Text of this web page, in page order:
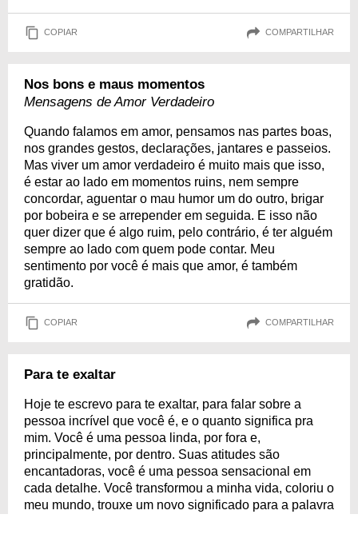
COPIAR COMPARTILHAR
Nos bons e maus momentos
Mensagens de Amor Verdadeiro
Quando falamos em amor, pensamos nas partes boas,
nos grandes gestos, declarações, jantares e passeios.
Mas viver um amor verdadeiro é muito mais que isso,
é estar ao lado em momentos ruins, nem sempre
concordar, aguentar o mau humor um do outro, brigar
por bobeira e se arrepender em seguida. E isso não
quer dizer que é algo ruim, pelo contrário, é ter alguém
sempre ao lado com quem pode contar. Meu
sentimento por você é mais que amor, é também
gratidão.
COPIAR COMPARTILHAR
Para te exaltar
Hoje te escrevo para te exaltar, para falar sobre a
pessoa incrível que você é, e o quanto significa pra
mim. Você é uma pessoa linda, por fora e,
principalmente, por dentro. Suas atitudes são
encantadoras, você é uma pessoa sensacional em
cada detalhe. Você transformou a minha vida, coloriu o
meu mundo, trouxe um novo significado para a palavra